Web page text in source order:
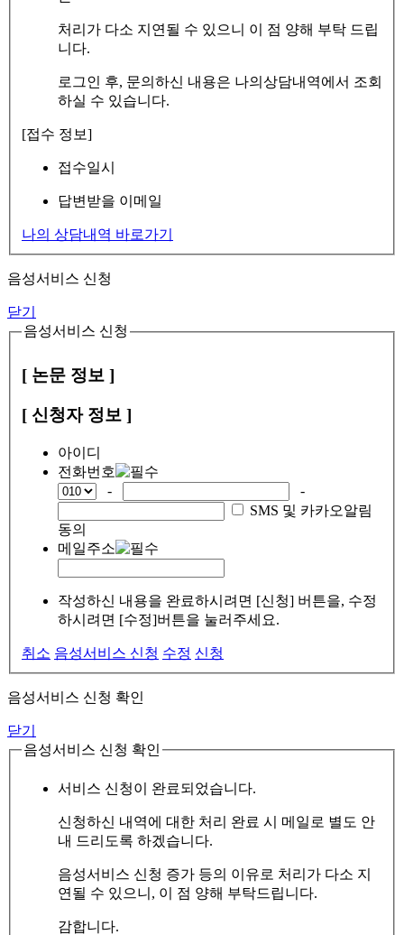
처리가 다소 지연될 수 있으니 이 점 양해 부탁 드립
니다.
로그인 후, 문의하신 내용은 나의상담내역에서 조회
하실 수 있습니다.
[접수 정보]
접수일시
답변받을 이메일
나의 상담내역 바로가기
음성서비스 신청
닫기
음성서비스 신청
[ 논문 정보 ]
[ 신청자 정보 ]
아이디
전화번호
-
-
SMS 및 카카오알림
동의
메일주소
작성하신 내용을 완료하시려면 [신청] 버튼을, 수정
하시려면 [수정]버튼을 눌러주세요.
취소 음성서비스 신청 수정 신청
음성서비스 신청 확인
닫기
음성서비스 신청 확인
서비스 신청이 완료되었습니다.
신청하신 내역에 대한 처리 완료 시 메일로 별도 안
내 드리도록 하겠습니다.
음성서비스 신청 증가 등의 이유로 처리가 다소 지
연될 수 있으니, 이 점 양해 부탁드립니다.
감합니다.